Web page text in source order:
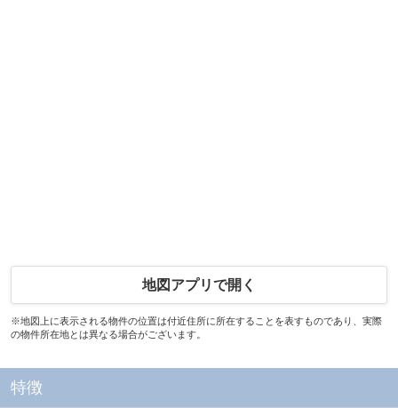
地図アプリで開く
※地図上に表示される物件の位置は付近住所に所在することを表すものであり、実際
の物件所在地とは異なる場合がございます。
特徴